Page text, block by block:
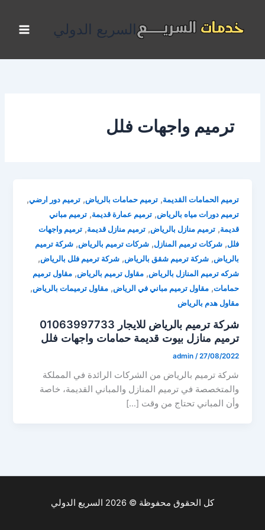
المحتوى
السريع الدولي
ترميم واجهات فلل
ترميم الحمامات القديمة,ترميم حمامات بالرياض,ترميم دور ارضي,
ترميم دورات مياه بالرياض,ترميم عمارة قديمة,ترميم مباني
قديمة,ترميم منازل بالرياض,ترميم منازل قديمة,ترميم واجهات
فلل,شركات ترميم المنازل,شركات ترميم بالرياض,شركة ترميم
بالرياض,شركة ترميم شقق بالرياض,شركة ترميم فلل بالرياض,
شركه ترميم المنازل بالرياض,مقاول ترميم بالرياض,مقاول ترميم
حمامات,مقاول ترميم مباني في الرياض,مقاول ترميمات بالرياض,
مقاول هدم بالرياض
شركة ترميم بالرياض للايجار 01063997733
ترميم منازل بيوت قديمة حمامات واجهات فلل
admin /27/08/2022
شركة ترميم بالرياض من الشركات الرائدة في المملكة
والمتخصصة في ترميم المنازل والمباني القديمة، خاصة
وأن المباني تحتاج من وقت […]
كل الحقوق محفوظة © 2026 السريع الدولي